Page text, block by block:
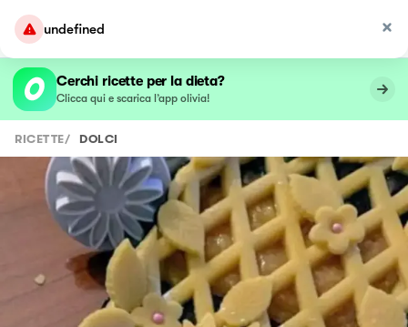
undefined
Cerchi ricette per la dieta?
Clicca qui e scarica l’app olivia!
RICETTE/ DOLCI